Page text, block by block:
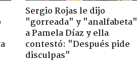
Sergio Rojas le dijo
"gorreada" y "analfabeta"
a Pamela Díaz y ella
contestó: "Después pide
disculpas"